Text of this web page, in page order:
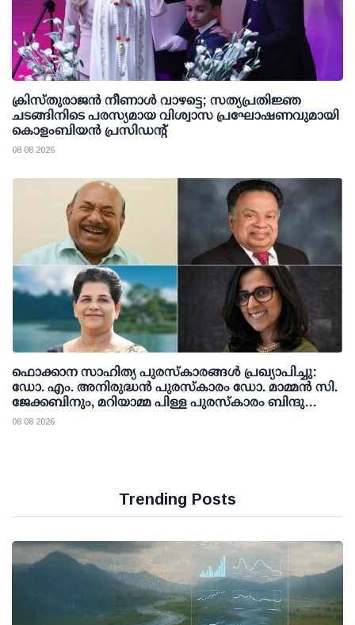
ക്രിസ്തുരാജൻ നീണാൾ വാഴട്ടെ; സത്യപ്രതിജ്ഞ
ചടങ്ങിനിടെ പരസ്യമായ വിശ്വാസ പ്രഘോഷണവുമായി
കൊളംബിയൻ പ്രസിഡന്റ്
08 08 2026
ഫൊക്കാന സാഹിത്യ പുരസ്‌കാരങ്ങള്‍ പ്രഖ്യാപിച്ചു:
ഡോ. എം. അനിരുദ്ധന്‍ പുരസ്‌കാരം ഡോ. മാമ്മന്‍ സി.
ജേക്കബിനും, മറിയാമ്മ പിള്ള പുരസ്‌കാരം ബിന്ദു
കാനയ്ക്കും
08 08 2026
Trending Posts